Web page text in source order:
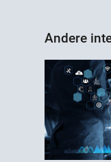
Andere